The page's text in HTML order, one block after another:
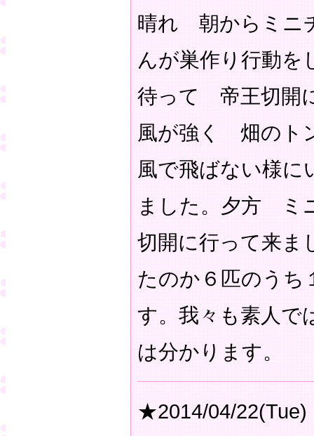
晴れ 朝からミニ
んが巣作り行動を
待って 帝王切開
風が強く 畑のト
風で飛ばない様に
ました。夕方 ミ
切開に行って来ま
たのか６匹のうち
す。我々も素人
は分かります。
★2014/04/22(Tue)